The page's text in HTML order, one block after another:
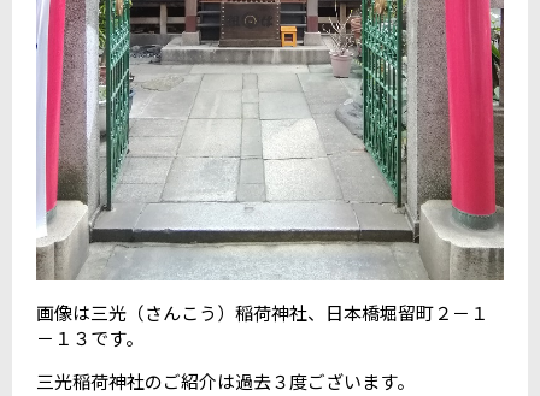
画像は三光（さんこう）稲荷神社、日本橋堀留町２－１
－１３です。
三光稲荷神社のご紹介は過去３度ございます。